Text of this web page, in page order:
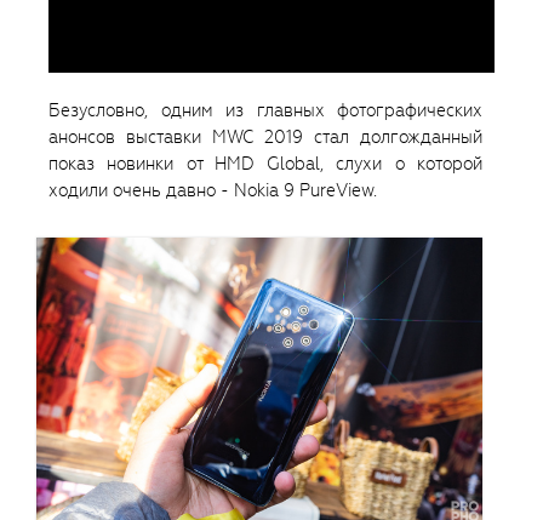
Безусловно, одним из главных фотографических
анонсов выставки MWC 2019 стал долгожданный
показ новинки от HMD Global, слухи о которой
ходили очень давно - Nokia 9 PureView.